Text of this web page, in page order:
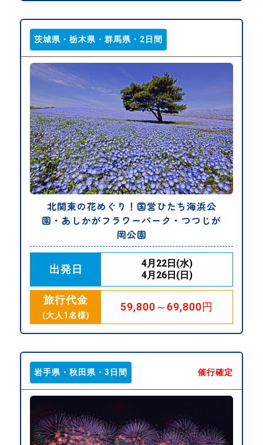
茨城県・栃木県・群馬県・2日間
北関東の花めぐり！国営ひたち海浜公
園・あしかがフラワーパーク・つつじが
岡公園
出発日
4月22日(水)
4月26日(日)
旅行代金
(大人1名様)
59,800～69,800円
岩手県・秋田県・3日間 催行確定